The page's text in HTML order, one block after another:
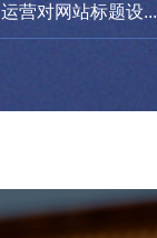
营对网站标题设...